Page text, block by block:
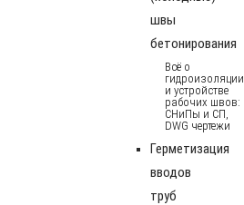
швы
бетонирования
Всё о
гидроизоляции
и устройстве
рабочих швов:
СНиПы и СП,
DWG чертежи
Герметизация
вводов
труб